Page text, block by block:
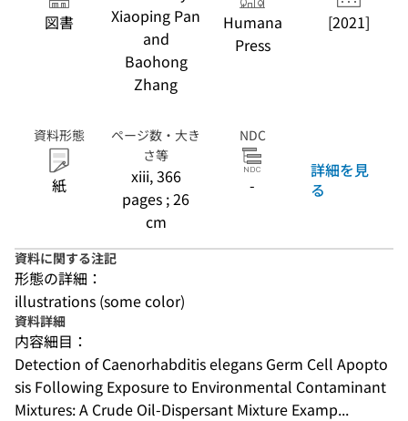
図書
Xiaoping Pan
and
Baohong
Zhang
Humana
Press
[2021]
資料形態
紙
ページ数・大き
さ等
xiii, 366
pages ; 26
cm
NDC
-
詳細を見
る
資料に関する注記
形態の詳細：
illustrations (some color)
資料詳細
内容細目：
Detection of Caenorhabditis elegans Germ Cell Apopto
sis Following Exposure to Environmental Contaminant
Mixtures: A Crude Oil-Dispersant Mixture Examp...